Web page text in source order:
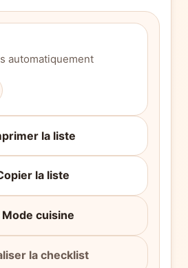
automatiquement
la liste
la liste
Mode cuisine
la checklist